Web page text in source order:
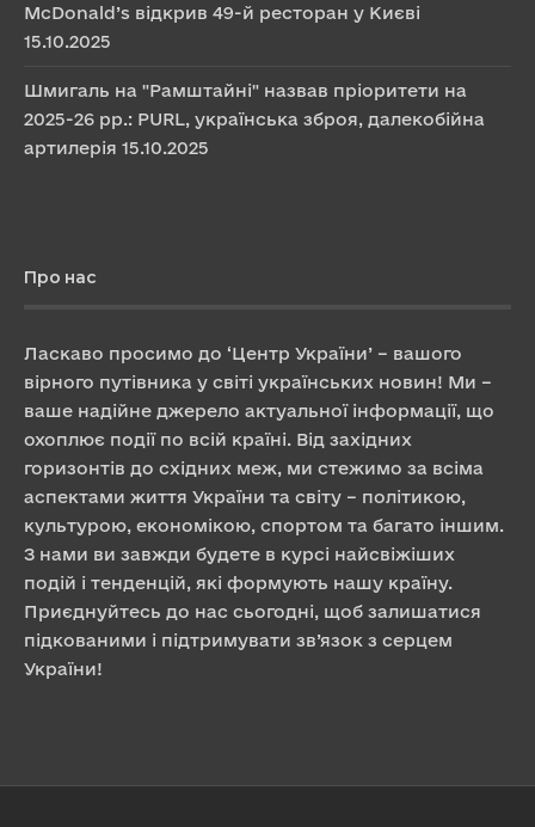
McDonald’s відкрив 49-й ресторан у Києві
15.10.2025
Шмигаль на "Рамштайні" назвав пріоритети на
2025-26 рр.: PURL, українська зброя, далекобійна
артилерія 15.10.2025
Про нас
Ласкаво просимо до ‘Центр України’ – вашого
вірного путівника у світі українських новин! Ми –
ваше надійне джерело актуальної інформації, що
охоплює події по всій країні. Від західних
горизонтів до східних меж, ми стежимо за всіма
аспектами життя України та світу – політикою,
культурою, економікою, спортом та багато іншим.
З нами ви завжди будете в курсі найсвіжіших
подій і тенденцій, які формують нашу країну.
Приєднуйтесь до нас сьогодні, щоб залишатися
підкованими і підтримувати зв’язок з серцем
України!